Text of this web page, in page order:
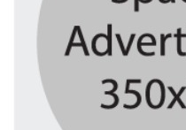
অনেক
৬ দিন আগে